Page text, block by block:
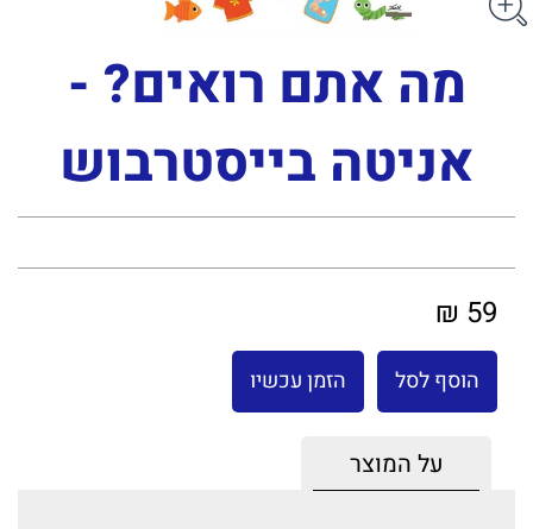
מה אתם רואים? -
אניטה בייסטרבוש
59 ₪
הוסף לסל הזמן עכשיו
על המוצר